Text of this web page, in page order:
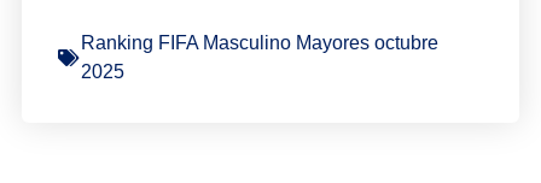
Ranking FIFA Masculino Mayores octubre
2025